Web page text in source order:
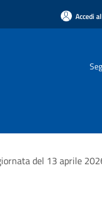
Accedi
del 13 aprile